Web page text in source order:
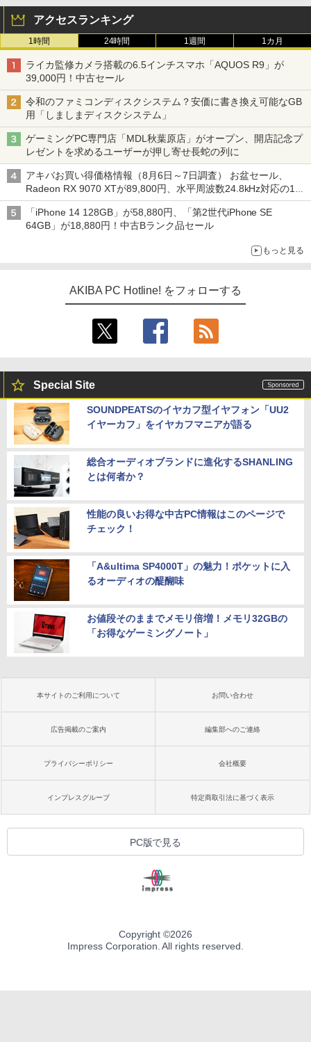
アクセスランキング
1時間 24時間 1週間 1カ月
ライカ監修カメラ搭載の6.5インチスマホ「AQUOS R9」が
39,000円！中古セール
令和のファミコンディスクシステム？安価に書き換え可能なGB
用「しましまディスクシステム」
ゲーミングPC専門店「MDL秋葉原店」がオープン、開店記念プ
レゼントを求めるユーザーが押し寄せ長蛇の列に
アキバお買い得価格情報（8月6日～7日調査） お盆セール、
Radeon RX 9070 XTが89,800円、水平周波数24.8kHz対応の17
型モニターが9,801円、暑さ指数連動セール ほか
「iPhone 14 128GB」が58,880円、「第2世代iPhone SE
64GB」が18,880円！中古Bランク品セール
もっと見る
AKIBA PC Hotline! をフォローする
Special Site
SOUNDPEATSのイヤカフ型イヤフォン「UU2
イヤーカフ」をイヤカフマニアが語る
総合オーディオブランドに進化するSHANLING
とは何者か？
性能の良いお得な中古PC情報はこのページで
チェック！
「A&ultima SP4000T」の魅力！ポケットに入
るオーディオの醍醐味
お値段そのままでメモリ倍増！メモリ32GBの
「お得なゲーミングノート」
本サイトのご利用について お問い合わせ
広告掲載のご案内 編集部へのご連絡
プライバシーポリシー 会社概要
インプレスグループ 特定商取引法に基づく表示
PC版で見る
Copyright ©2026
Impress Corporation. All rights reserved.